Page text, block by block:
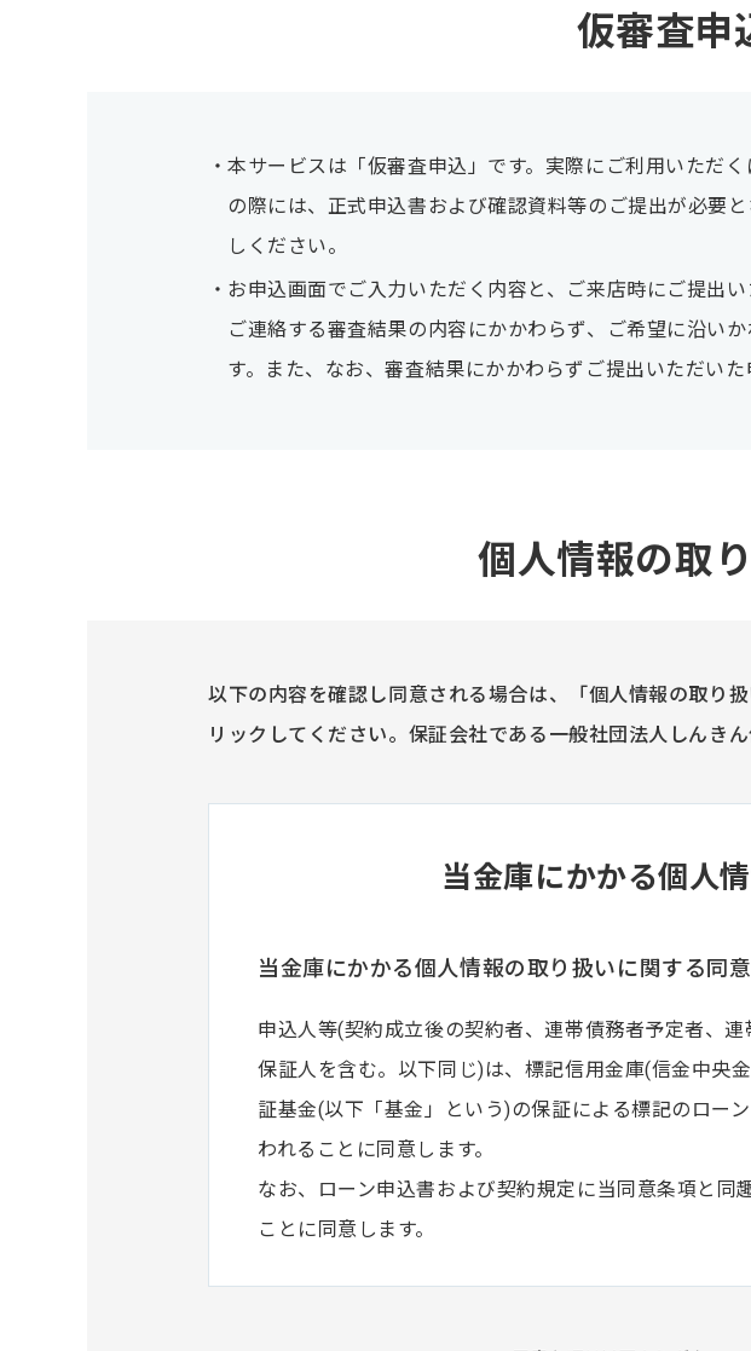
仮審査申
本サービスは「仮審査申込」です。実際にご利用いただ
の際には、正式申込書および確認資料等のご提出が必要
しください。
お申込画面でご入力いただく内容と、ご来店時にご提出
ご連絡する審査結果の内容にかかわらず、ご希望に沿い
す。また、なお、審査結果にかかわらずご提出いただい
個人情報の取
以下の内容を確認し同意される場合は、「個人情報の取り
リックしてください。保証会社である一般社団法人しんき
当金庫にかかる個人
当金庫にかかる個人情報の取り扱いに関する同
申込人等(契約成立後の契約者、連帯債務者予定者、
保証人を含む。以下同じ)は、標記信用金庫(信金中央
証基金(以下「基金」という)の保証による標記のロー
われることに同意します。
なお、ローン申込書および契約規定に当同意条項と
ことに同意します。